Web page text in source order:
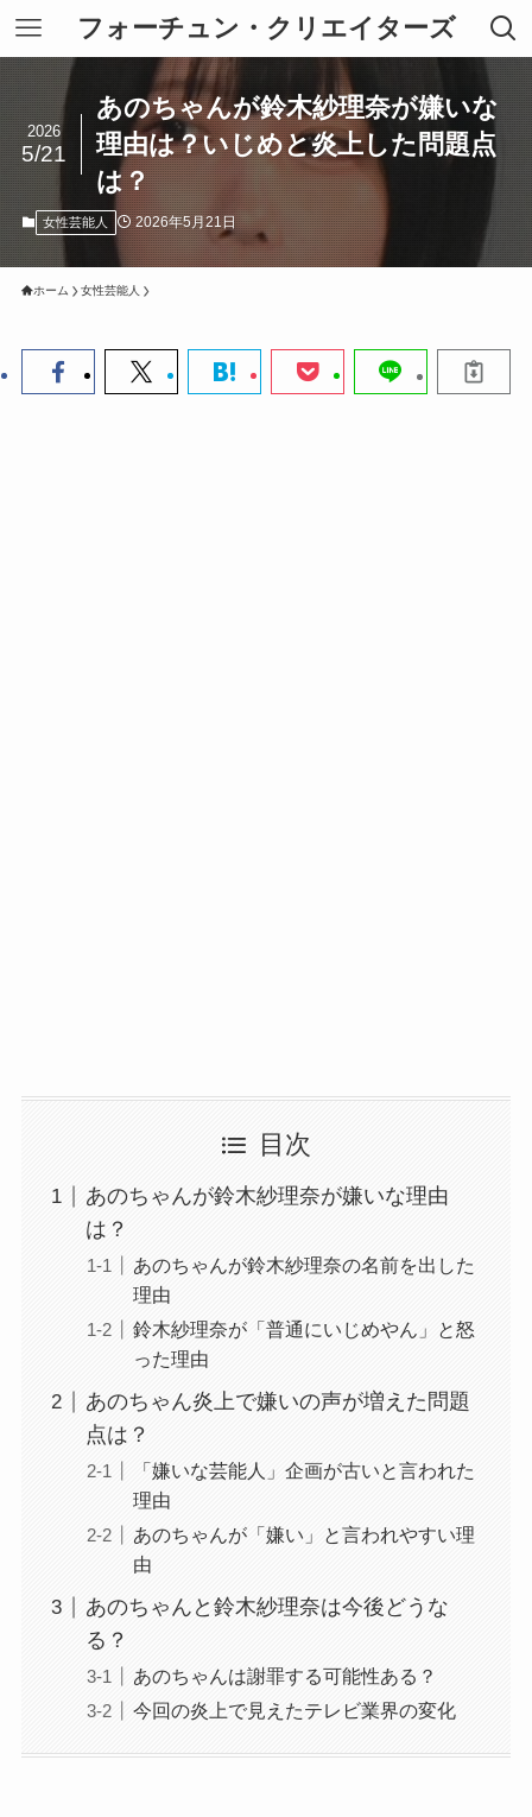
フォーチュン・クリエイターズ
あのちゃんが鈴木紗理奈が嫌いな
理由は？いじめと炎上した問題点
は？
2026
5/21
女性芸能人 2026年5月21日
ホーム 女性芸能人
目次
あのちゃんが鈴木紗理奈が嫌いな理由
は？
あのちゃんが鈴木紗理奈の名前を出した
理由
鈴木紗理奈が「普通にいじめやん」と怒
った理由
あのちゃん炎上で嫌いの声が増えた問題
点は？
「嫌いな芸能人」企画が古いと言われた
理由
あのちゃんが「嫌い」と言われやすい理
由
あのちゃんと鈴木紗理奈は今後どうな
る？
あのちゃんは謝罪する可能性ある？
今回の炎上で見えたテレビ業界の変化